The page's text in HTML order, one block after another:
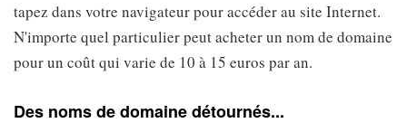
tapez dans votre navigateur pour accéder au site Internet.
N'importe quel particulier peut acheter un nom de domaine
pour un coût qui varie de 10 à 15 euros par an.
Des noms de domaine détournés...